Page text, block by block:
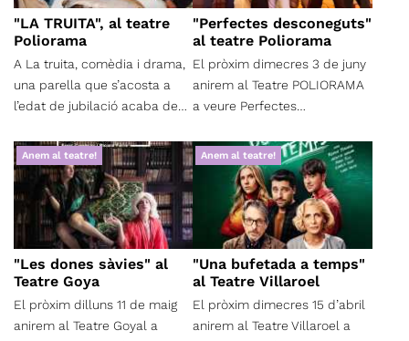
"LA TRUITA", al teatre
Poliorama
A La truita, comèdia i drama,
una parella que s’acosta a
l’edat de jubilació acaba de
per obrir-hi una petita fleca
ecològica. Casa nova, vida
nova, diuen. Un diumenge,
reuneixen les seves tres filles
i les parelles respectives per
l’aniversari del pare. La filla
mitjana, però, arriba amb un
peix: una truita. Ella no menja
carn i no es menjarà la
vedella que ha preparat la
"Perfectes desconeguts"
al teatre Poliorama
El pròxim dimecres 3 de juny
anirem al Teatre POLIORAMA
a veure Perfectes
amb un toc de vodevil, on els
personatges juguen al gat i la
rata i en què les màscares
socials cauen quan més
s'espera que es mantinguin
en el seu lloc. Una obra de
Paolo Genovese, dirigida per
per Eduard Farelo, Marta
Anem al teatre!
"Les dones sàvies" al
Teatre Goya
El pròxim dilluns 11 de maig
anirem al Teatre Goyal a
Anem al teatre!
"Una bufetada a temps"
al Teatre Villaroel
El pròxim dimecres 15 d’abril
anirem al Teatre Villaroel a